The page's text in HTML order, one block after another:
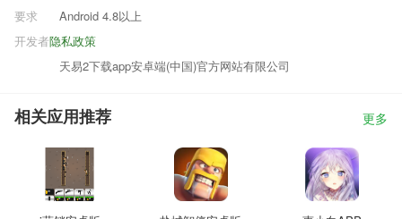
要求
Android 4.8以上
隐私政策
开发者
天易2下载app安卓端(中国)官方网站有限公司
相关应用推荐 更多